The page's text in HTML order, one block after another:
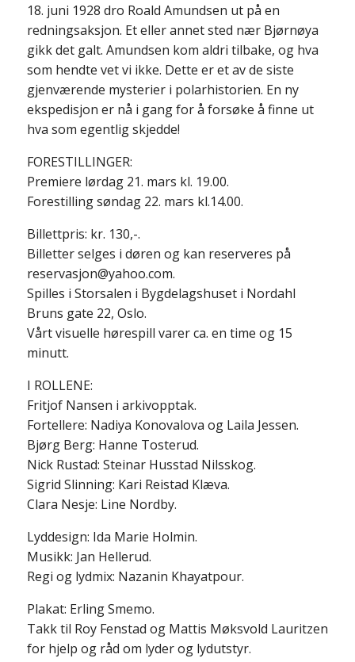
18. juni 1928 dro Roald Amundsen ut på en
redningsaksjon. Et eller annet sted nær Bjørnøya
gikk det galt. Amundsen kom aldri tilbake, og hva
som hendte vet vi ikke. Dette er et av de siste
gjenværende mysterier i polarhistorien. En ny
ekspedisjon er nå i gang for å forsøke å finne ut
hva som egentlig skjedde!
FORESTILLINGER:
Premiere lørdag 21. mars kl. 19.00.
Forestilling søndag 22. mars kl.14.00.
Billettpris: kr. 130,-.
Billetter selges i døren og kan reserveres på
reservasjon@yahoo.com.
Spilles i Storsalen i Bygdelagshuset i Nordahl
Bruns gate 22, Oslo.
Vårt visuelle hørespill varer ca. en time og 15
minutt.
I ROLLENE:
Fritjof Nansen i arkivopptak.
Fortellere: Nadiya Konovalova og Laila Jessen.
Bjørg Berg: Hanne Tosterud.
Nick Rustad: Steinar Husstad Nilsskog.
Sigrid Slinning: Kari Reistad Klæva.
Clara Nesje: Line Nordby.
Lyddesign: Ida Marie Holmin.
Musikk: Jan Hellerud.
Regi og lydmix: Nazanin Khayatpour.
Plakat: Erling Smemo.
Takk til Roy Fenstad og Mattis Møksvold Lauritzen
for hjelp og råd om lyder og lydutstyr.